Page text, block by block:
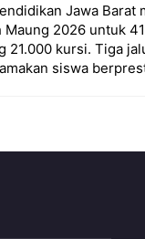
Jawa Barat
Maung 2026 untuk
21.000 kursi. Tiga
siswa